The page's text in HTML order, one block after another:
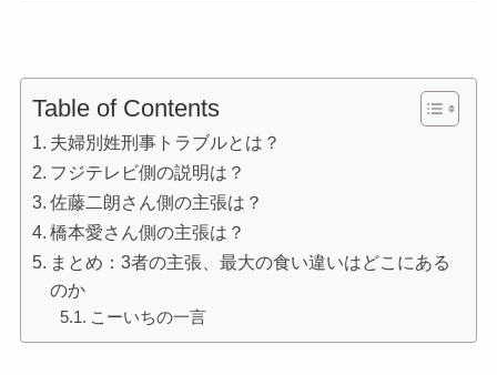
Table of Contents
夫婦別姓刑事トラブルとは？
フジテレビ側の説明は？
佐藤二朗さん側の主張は？
橋本愛さん側の主張は？
まとめ：3者の主張、最大の食い違いはどこにある
のか
こーいちの一言